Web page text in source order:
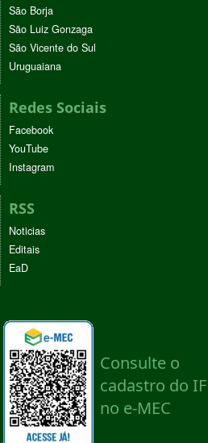
São Borja
São Luiz Gonzaga
São Vicente do Sul
Uruguaiana
Redes Sociais
Facebook
YouTube
Instagram
RSS
Noticias
Editais
EaD